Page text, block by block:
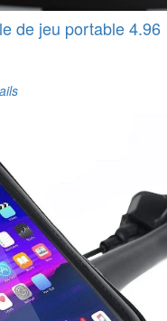
de jeu portable 4.96